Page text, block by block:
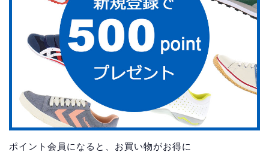
ポイント会員になると、お買い物がお得に